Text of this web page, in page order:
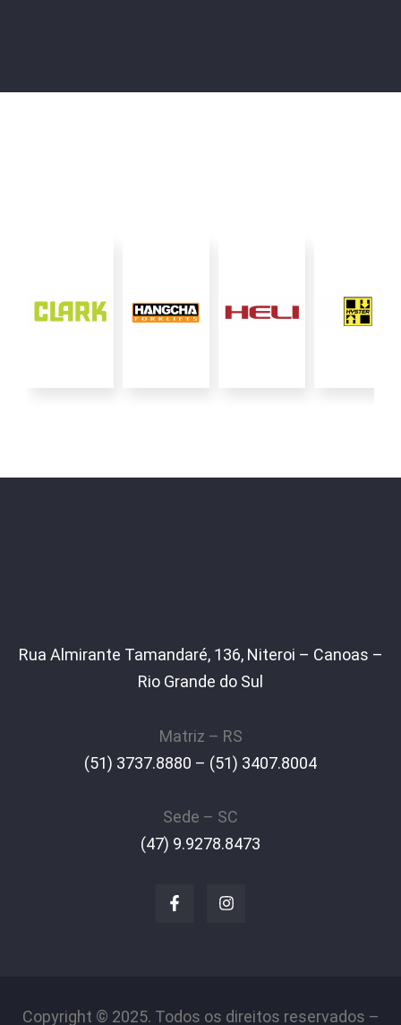
Rua Almirante Tamandaré, 136, Niteroi – Canoas –
Rio Grande do Sul
Matriz – RS
(51) 3737.8880 – (51) 3407.8004
Sede – SC
(47) 9.9278.8473
Copyright © 2025. Todos os direitos reservados –